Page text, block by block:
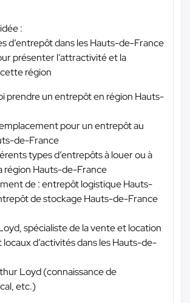
:
d’entrepôt dans les Hauts-de-France
présenter l’attractivité et la
région
prendre un entrepôt en région Hauts-
pour un entrepôt au
de-France
types d’entrepôts à louer ou à
région Hauts-de-France
de : entrepôt logistique Hauts-
de stockage Hauts-de-France
spécialiste de la vente et location
locaux d’activités dans les Hauts-de-
Loyd (connaissance de
etc.)